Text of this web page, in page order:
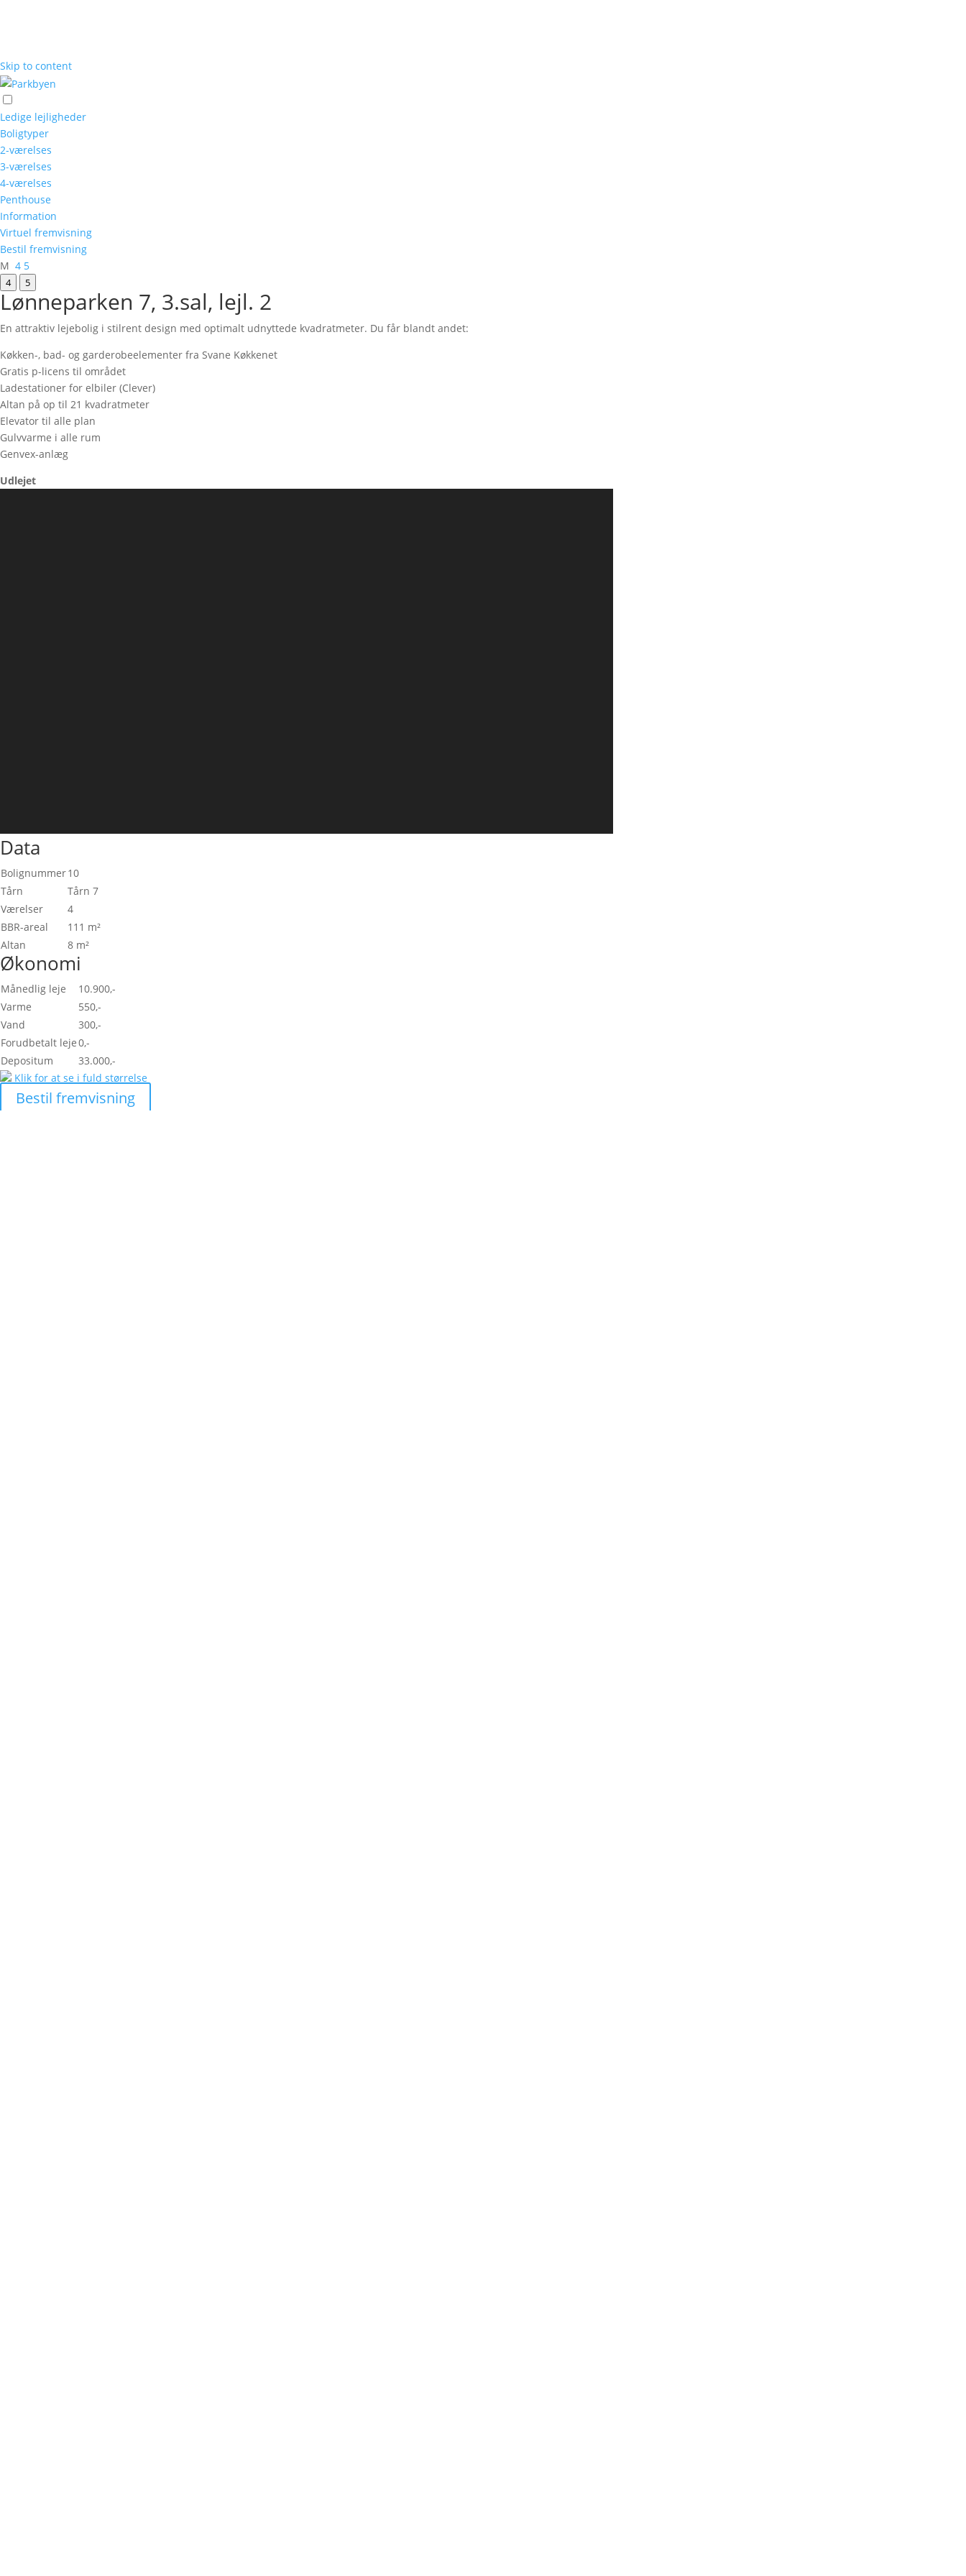
Skip to content
Ledige lejligheder
Boligtyper
2-værelses
3-værelses
4-værelses
Penthouse
Information
Virtuel fremvisning
Bestil fremvisning
M 4 5
4 5
Lønneparken 7, 3.sal, lejl. 2
En attraktiv lejebolig i stilrent design med optimalt udnyttede kvadratmeter. Du får blandt andet:
Køkken-, bad- og garderobeelementer fra Svane Køkkenet
Gratis p-licens til området
Ladestationer for elbiler (Clever)
Altan på op til 21 kvadratmeter
Elevator til alle plan
Gulvvarme i alle rum
Genvex-anlæg
Udlejet
Data
Bolignummer10
Tårn
Tårn 7
Værelser
4
BBR-areal
111 m²
Altan
8 m²
Økonomi
Månedlig leje
10.900,-
Varme
550,-
Vand
300,-
Forudbetalt leje0,-
Depositum
33.000,-
Klik for at se i fuld størrelse
Bestil fremvisning